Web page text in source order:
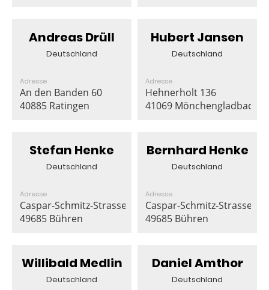
Andreas Drüll
Deutschland
Adresse
An den Banden 60
40885 Ratingen
Hubert Jansen
Deutschland
Adresse
Hehnerholt 136
41069 Mönchengladbach
Stefan Henke
Deutschland
Adresse
Caspar-Schmitz-Strasse 46
49685 Bühren
Bernhard Henke
Deutschland
Adresse
Caspar-Schmitz-Strasse 46
49685 Bühren
Willibald Medlin
Deutschland
Daniel Amthor
Deutschland